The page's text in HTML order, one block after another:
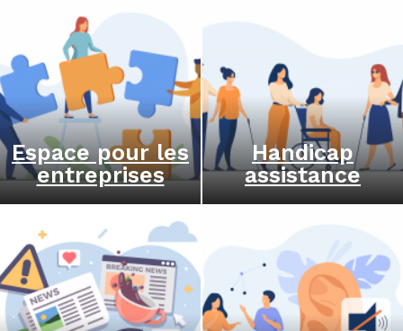
Espace pour les
entreprises
Handicap
assistance